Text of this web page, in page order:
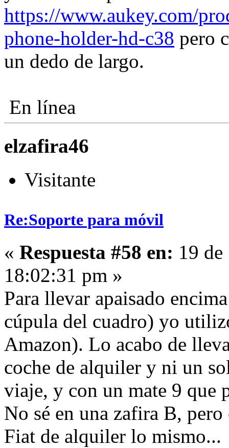
https://www.aukey.com/
phone-holder-hd-c38 pero
un dedo de largo.
En línea
elzafira46
Visitante
Re:Soporte para móvil
« Respuesta #58 en: 19
18:02:31 pm »
Para llevar apaisado
cúpula del cuadro) yo
Amazon). Lo acabo de
coche de alquiler y ni un
viaje, y con un mate 9 que
No sé en una zafira B,
Fiat de alquiler lo mismo...